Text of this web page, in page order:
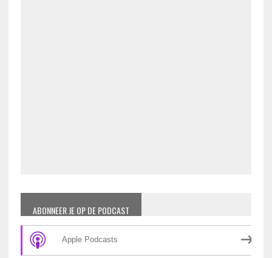
ABONNEER JE OP DE PODCAST
Apple Podcasts